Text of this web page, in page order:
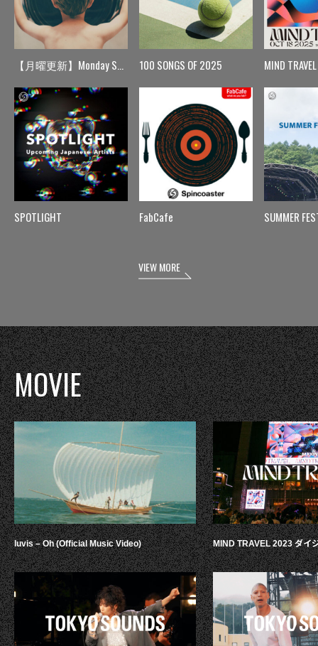
【月曜更新】Monday Spin
SPOTLIGHT
100 SONGS OF 2025
FabCafe
MIND TRAVEL
SUMMER
VIEW MORE
MOVIE
luvis – Oh (Official Music Video) MIND TRAVEL 2023 ダイ